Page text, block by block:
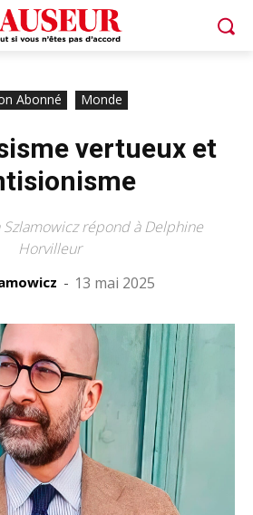
Abonné Monde
vertueux et
Szlamowicz répond à Delphine
Horvilleur
- 13 mai 2025